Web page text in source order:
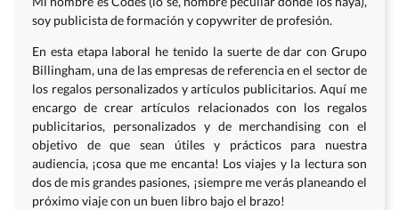
soy publicista de formación y copywriter de profesión.
En esta etapa laboral he tenido la suerte de dar con Grupo
Billingham, una de las empresas de referencia en el sector de
los regalos personalizados y artículos publicitarios. Aquí me
encargo de crear artículos relacionados con los regalos
publicitarios, personalizados y de merchandising con el
objetivo de que sean útiles y prácticos para nuestra
audiencia, ¡cosa que me encanta! Los viajes y la lectura son
dos de mis grandes pasiones, ¡siempre me verás planeando el
próximo viaje con un buen libro bajo el brazo!